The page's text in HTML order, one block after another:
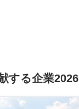
する企業2026